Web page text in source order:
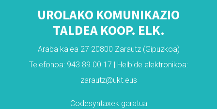
UROLAKO KOMUNIKAZIO
TALDEA KOOP. ELK.
Araba kalea 27 20800 Zarautz (Gipuzkoa)
Telefonoa: 943 89 00 17 | Helbide elektronikoa:
zarautz@ukt.eus
Codesyntaxek garatua